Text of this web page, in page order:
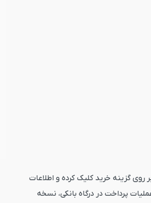
خود، بر روی گزینه خرید کلیک کرده و اطلاعات
پرداخت در درگاه بانکی، نسخه